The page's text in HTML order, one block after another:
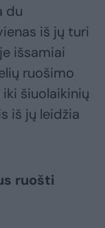
du
iš jų turi
išsamiai
ruošimo
šiuolaikinių
iš jų leidžia
ruošti